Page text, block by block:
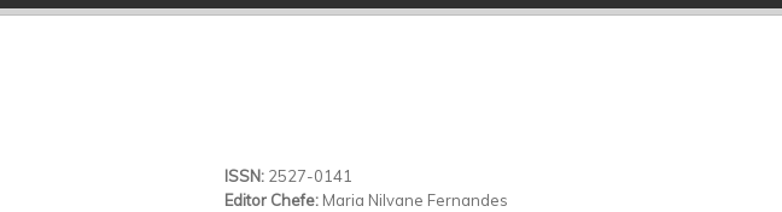
ISSN: 2527-0141
Editor Chefe: Maria Nilvane Fernandes